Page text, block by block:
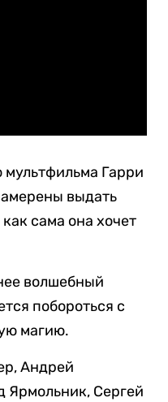
Гарри
выдать
сама она хочет
волшебный
побороться с
магию.
Андрей
Ярмольник, Сергей